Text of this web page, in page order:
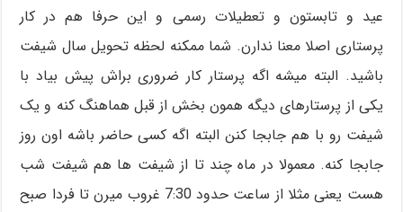
عید و تابستون و تعطیلات رسمی و این حرفا هم در کار
پرستاری اصلا معنا ندارن. شما ممکنه لحظه تحویل سال شیفت
باشید. البته میشه اگه پرستار کار ضروری براش پیش بیاد با
یکی از پرستارهای دیگه همون بخش از قبل هماهنگ کنه و یک
شیفت رو با هم جابجا کنن البته اگه کسی حاضر باشه اون روز
جابجا کنه. معمولا در ماه چند تا از شیفت ها هم شیفت شب
هست یعنی مثلا از ساعت حدود 7:30 غروب میرن تا فردا صبح